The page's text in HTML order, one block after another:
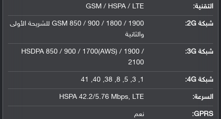
التقنية: GSM / HSPA / LTE
شبكة 2G:
GSM 850 / 900 / 1800 / 1900 للشريحة الأولى
والثانية
شبكة 3G :
HSDPA 850 / 900 / 1700(AWS) / 1900 /
2100
شبكة 4G :
1, 3, 5, 8, 38, 40, 41
السرعة: HSPA 42.2/5.76 Mbps, LTE
GPRS: نعم